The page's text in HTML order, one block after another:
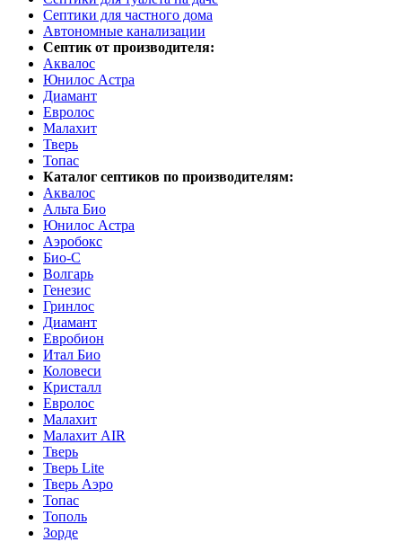
Септики для частного дома
Автономные канализации
Септик от производителя:
Аквалос
Юнилос Астра
Диамант
Евролос
Малахит
Тверь
Топас
Каталог септиков по производителям:
Аквалос
Альта Био
Юнилос Астра
Аэробокс
Био-С
Волгарь
Генезис
Гринлос
Диамант
Евробион
Итал Био
Коловеси
Кристалл
Евролос
Малахит
Малахит AIR
Тверь
Тверь Lite
Тверь Аэро
Топас
Тополь
Зорде